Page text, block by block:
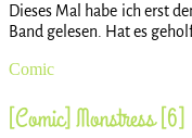
Dieses Mal habe ich erst
Band gelesen. Hat es
Comic
[Comic] Monstress [6]